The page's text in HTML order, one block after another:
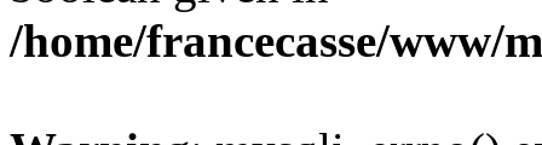
/home/francecasse/www/